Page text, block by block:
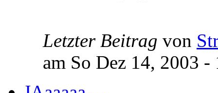
Letzter Beitrag von
am So Dez 14, 2003 -